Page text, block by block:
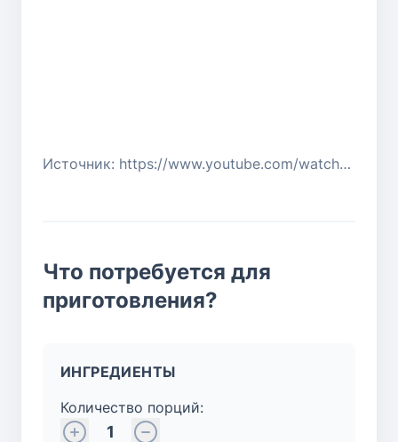
Источник: https://www.youtube.com/watch?v=F3lWsxTbjvs
Что потребуется для
приготовления?
ИНГРЕДИЕНТЫ
Количество порций:
1